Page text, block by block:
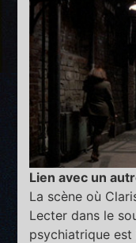
Lien avec un
La scène où
Lecter dans le
psychiatrique